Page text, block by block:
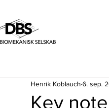
Key
Henrik Koblauch 6. sep.